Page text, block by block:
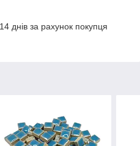
днів за рахунок покупця